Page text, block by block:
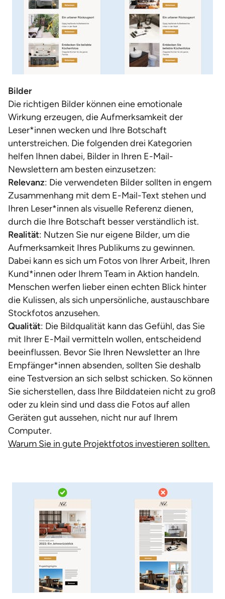
Bilder
Die richtigen Bilder können eine emotionale
Wirkung erzeugen, die Aufmerksamkeit der
Leser*innen wecken und Ihre Botschaft
unterstreichen. Die folgenden drei Kategorien
helfen Ihnen dabei, Bilder in Ihren E-Mail-
Newslettern am besten einzusetzen:
Relevanz: Die verwendeten Bilder sollten in engem
Zusammenhang mit dem E-Mail-Text stehen und
Ihren Leser*innen als visuelle Referenz dienen,
durch die Ihre Botschaft besser verständlich ist.
Realität: Nutzen Sie nur eigene Bilder, um die
Aufmerksamkeit Ihres Publikums zu gewinnen.
Dabei kann es sich um Fotos von Ihrer Arbeit, Ihren
Kund*innen oder Ihrem Team in Aktion handeln.
Menschen werfen lieber einen echten Blick hinter
die Kulissen, als sich unpersönliche, austauschbare
Stockfotos anzusehen.
Qualität: Die Bildqualität kann das Gefühl, das Sie
mit Ihrer E-Mail vermitteln wollen, entscheidend
beeinflussen. Bevor Sie Ihren Newsletter an Ihre
Empfänger*innen absenden, sollten Sie deshalb
eine Testversion an sich selbst schicken. So können
Sie sicherstellen, dass Ihre Bilddateien nicht zu groß
oder zu klein sind und dass die Fotos auf allen
Geräten gut aussehen, nicht nur auf Ihrem
Computer.
Warum Sie in gute Projektfotos investieren sollten.